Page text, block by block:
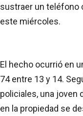
sustraer un teléfono
este miércoles.
El hecho ocurrió en
74 entre 13 y 14.
policiales, una joven
en la propiedad se